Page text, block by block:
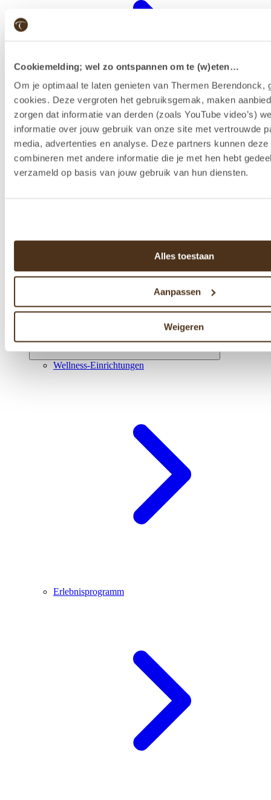
Cookiemelding; wel zo ontspannen om te (w)eten…
Om je optimaal te laten genieten van Thermen Berendonck,
cookies. Deze vergroten het gebruiksgemak, maken
zorgen dat informatie van derden (zoals YouTube video’s)
informatie over jouw gebruik van onze site met vertrouwde
media, advertenties en analyse. Deze partners kunnen deze
combineren met andere informatie die je met hen hebt
verzameld op basis van jouw gebruik van hun diensten.
Alles toestaan
Aanpassen
Weigeren
Wellness-Resort
Wellness-Einrichtungen
Erlebnisprogramm